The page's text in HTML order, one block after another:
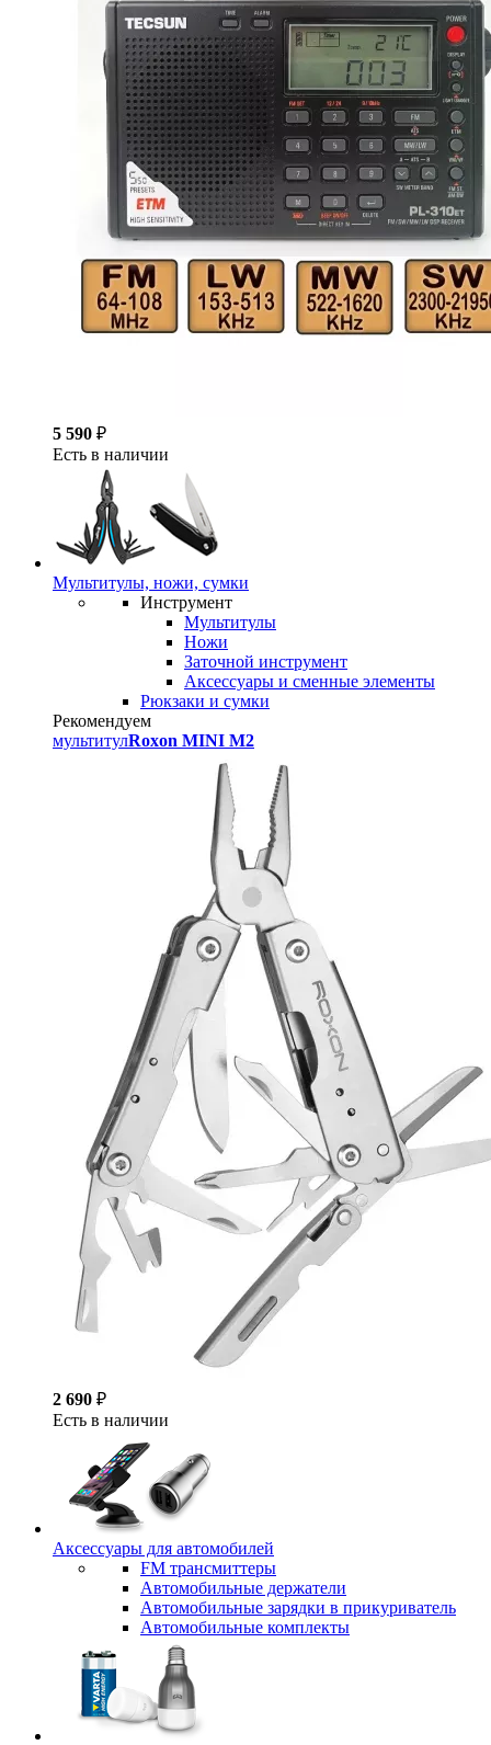
5 590 ₽
Есть в наличии
Мультитулы, ножи, сумки
Инструмент
Мультитулы
Ножи
Заточной инструмент
Аксессуары и сменные элементы
Рюкзаки и сумки
Рекомендуем
мультитулRoxon MINI M2
2 690 ₽
Есть в наличии
Аксессуары для автомобилей
FM трансмиттеры
Автомобильные держатели
Автомобильные зарядки в прикуриватель
Автомобильные комплекты